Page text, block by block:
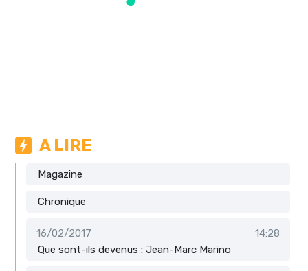
A LIRE
Magazine
Chronique
16/02/2017
14:28
Que sont-ils devenus : Jean-Marc Marino